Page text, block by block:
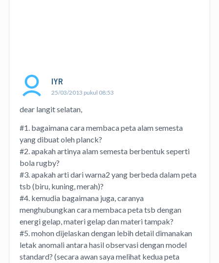
IYR
25/03/2013 pukul 08:53
dear langit selatan,
#1. bagaimana cara membaca peta alam semesta
yang dibuat oleh planck?
#2. apakah artinya alam semesta berbentuk seperti
bola rugby?
#3. apakah arti dari warna2 yang berbeda dalam peta
tsb (biru, kuning, merah)?
#4. kemudia bagaimana juga, caranya
menghubungkan cara membaca peta tsb dengan
energi gelap, materi gelap dan materi tampak?
#5. mohon dijelaskan dengan lebih detail dimanakan
letak anomali antara hasil observasi dengan model
standard? (secara awan saya melihat kedua peta